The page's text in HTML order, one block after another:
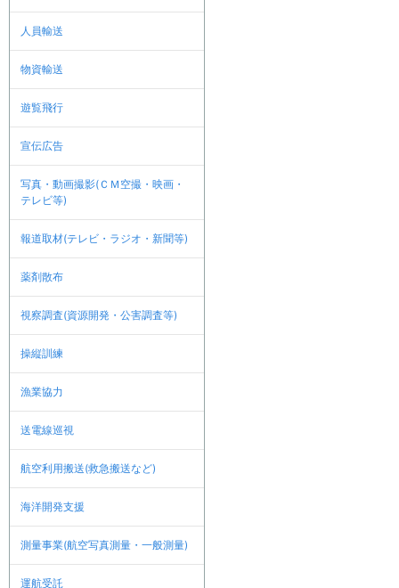
人員輸送
物資輸送
遊覧飛行
宣伝広告
写真・動画撮影(ＣＭ空撮・映画・
テレビ等)
報道取材(テレビ・ラジオ・新聞等)
薬剤散布
視察調査(資源開発・公害調査等)
操縦訓練
漁業協力
送電線巡視
航空利用搬送(救急搬送など)
海洋開発支援
測量事業(航空写真測量・一般測量)
運航受託